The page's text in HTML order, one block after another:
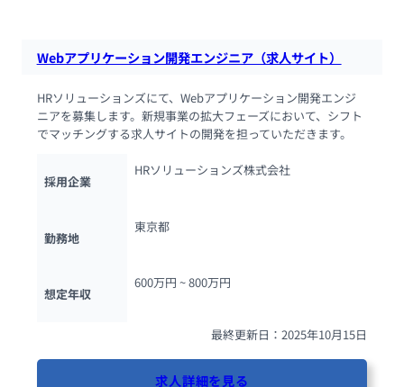
Webアプリケーション開発エンジニア（求人サイト）
HRソリューションズにて、Webアプリケーション開発エンジ
ニアを募集します。新規事業の拡大フェーズにおいて、シフト
でマッチングする求人サイトの開発を担っていただきます。
採用企業
HRソリューションズ株式会社
勤務地
東京都
想定年収
600万円 ~ 800万円
最終更新日：2025年10月15日
求人詳細を見る